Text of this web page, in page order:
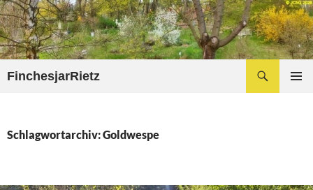
Zum
Inhalt
springen
FinchesjarRietz
Schlagwortarchiv: Goldwespe